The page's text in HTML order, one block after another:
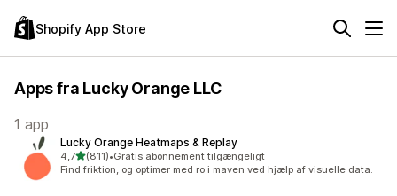
Shopify App Store
Apps fra Lucky Orange LLC
1 app
Lucky Orange Heatmaps & Replay
4,7ud af 5 stjerner
(811)
811 anmeldelser i alt
•Gratis abonnement tilgængeligt
Find friktion, og optimer med ro i maven ved hjælp af visuelle data.